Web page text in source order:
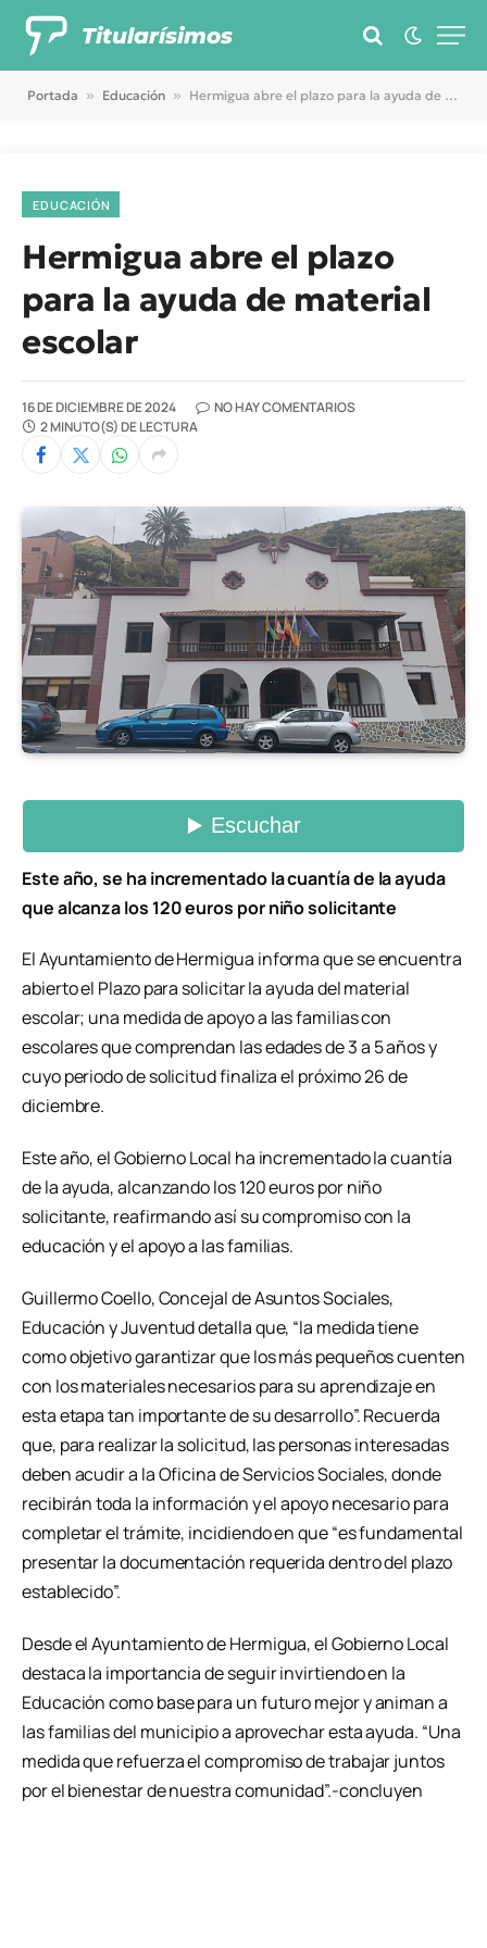
Titularísimos
Portada » Educación » Hermigua abre el plazo para la ayuda de material escolar
EDUCACIÓN
Hermigua abre el plazo
para la ayuda de material
escolar
16 DE DICIEMBRE DE 2024
NO HAY COMENTARIOS
2 MINUTO(S) DE LECTURA
Este año, se ha incrementado la cuantía de la ayuda
que alcanza los 120 euros por niño solicitante
El Ayuntamiento de Hermigua informa que se encuentra
abierto el Plazo para solicitar la ayuda del material
escolar; una medida de apoyo a las familias con
escolares que comprendan las edades de 3 a 5 años y
cuyo periodo de solicitud finaliza el próximo 26 de
diciembre.
Este año, el Gobierno Local ha incrementado la cuantía
de la ayuda, alcanzando los 120 euros por niño
solicitante, reafirmando así su compromiso con la
educación y el apoyo a las familias.
Guillermo Coello, Concejal de Asuntos Sociales,
Educación y Juventud detalla que, “la medida tiene
como objetivo garantizar que los más pequeños cuenten
con los materiales necesarios para su aprendizaje en
esta etapa tan importante de su desarrollo”. Recuerda
que, para realizar la solicitud, las personas interesadas
deben acudir a la Oficina de Servicios Sociales, donde
recibirán toda la información y el apoyo necesario para
completar el trámite, incidiendo en que “es fundamental
presentar la documentación requerida dentro del plazo
establecido”.
Desde el Ayuntamiento de Hermigua, el Gobierno Local
destaca la importancia de seguir invirtiendo en la
Educación como base para un futuro mejor y animan a
las familias del municipio a aprovechar esta ayuda. “Una
medida que refuerza el compromiso de trabajar juntos
por el bienestar de nuestra comunidad”.-concluyen